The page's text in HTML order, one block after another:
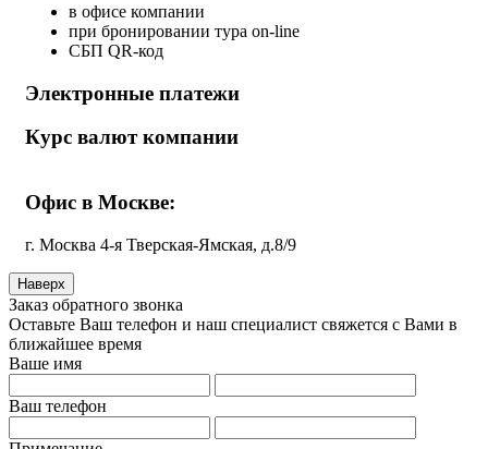
в офисе компании
при бронировании тура on-line
СБП QR-код
Электронные платежи
Курс валют компании
Офис в Москве:
г. Москва 4-я Тверская-Ямская, д.8/9
Наверх
Заказ обратного звонка
Оставьте Ваш телефон и наш специалист свяжется с Вами в
ближайшее время
Ваше имя
Ваш телефон